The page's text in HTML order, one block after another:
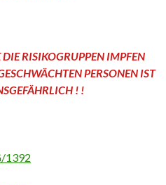
RISIKOGRUPPEN IMPFEN
PERSONEN IST
! !
1392